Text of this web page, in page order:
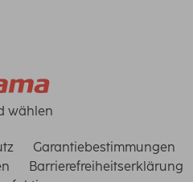
wählen
Garantiebestimmungen
Barrierefreiheitserklärung